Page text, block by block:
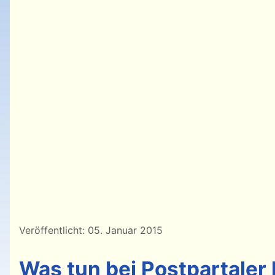
Details
Veröffentlicht: 05. Januar 2015
Was tun bei Postpartaler